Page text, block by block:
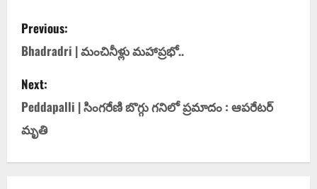
Previous:
Bhadradri | మంచినీళ్లు మ‌హాప్ర‌భో..
Next:
Peddapalli | సింగ‌రేణి బొగ్గు గనిలో ప్రమాదం : ఆపరేటర్‌
మృతి